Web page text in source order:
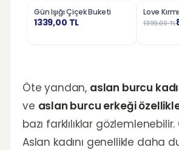
Gün Işığı Çiçek Buketi
1339,00 TL
%36
Love
1399,00TL
Öte yandan, aslan burcu
ve aslan burcu erkeği
bazı farklılıklar
Aslan kadını genellikle daha